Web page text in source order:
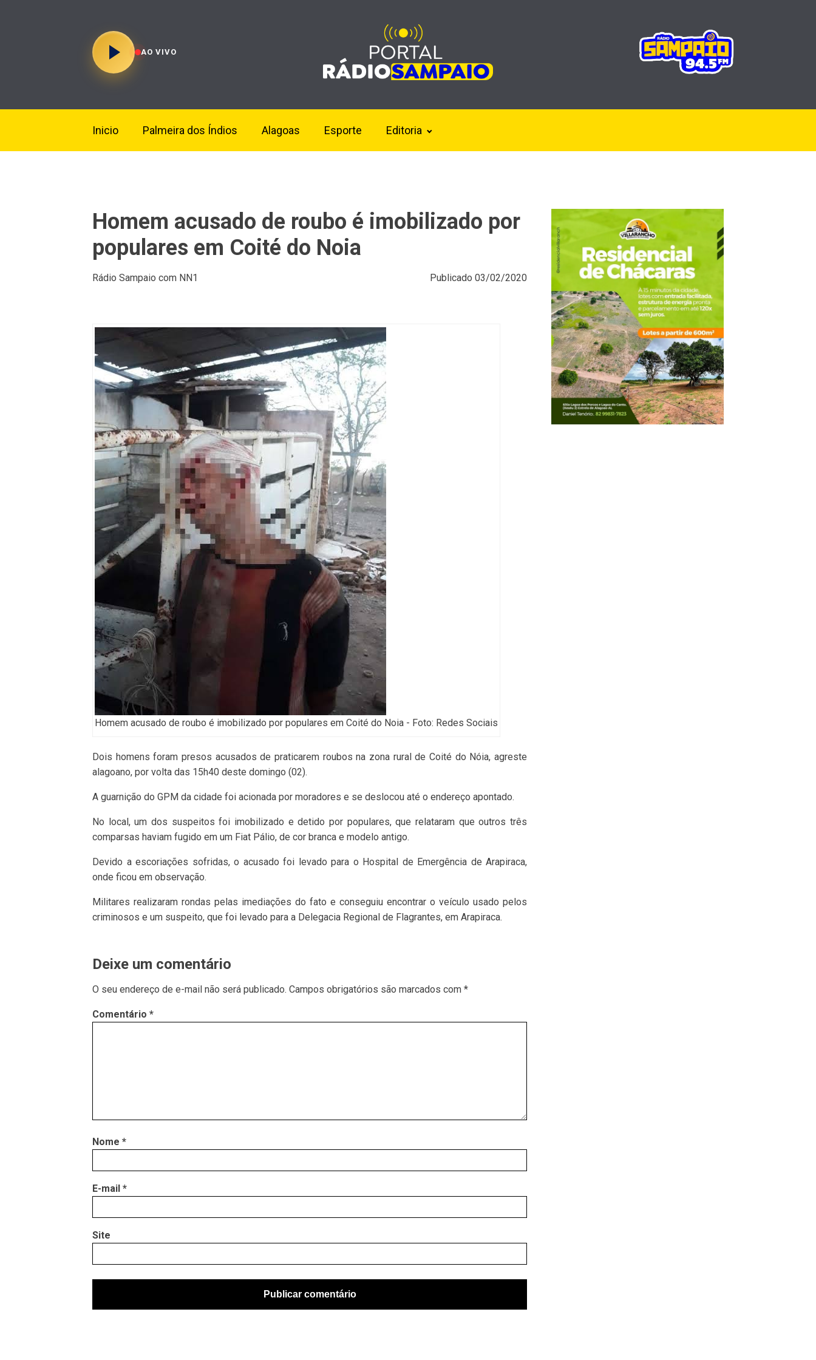
AO VIVO
Inicio Palmeira dos Índios Alagoas Esporte Editoria
Homem acusado de roubo é imobilizado por
populares em Coité do Noia
Rádio Sampaio com NN1 Publicado 03/02/2020
Homem acusado de roubo é imobilizado por populares em Coité do Noia - Foto: Redes Sociais
Dois homens foram presos acusados de praticarem roubos na zona rural de Coité do Nóia, agreste
alagoano, por volta das 15h40 deste domingo (02).
A guarnição do GPM da cidade foi acionada por moradores e se deslocou até o endereço apontado.
No local, um dos suspeitos foi imobilizado e detido por populares, que relataram que outros três
comparsas haviam fugido em um Fiat Pálio, de cor branca e modelo antigo.
Devido a escoriações sofridas, o acusado foi levado para o Hospital de Emergência de Arapiraca,
onde ficou em observação.
Militares realizaram rondas pelas imediações do fato e conseguiu encontrar o veículo usado pelos
criminosos e um suspeito, que foi levado para a Delegacia Regional de Flagrantes, em Arapiraca.
Deixe um comentário
O seu endereço de e-mail não será publicado. Campos obrigatórios são marcados com *
Comentário *
Nome *
E-mail *
Site